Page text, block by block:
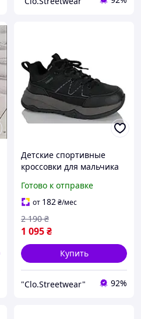
Детские спортивные
кроссовки для мальчика
Готово к отправке
от 182₴/мес
1 095₴
2 190 ₴
Купить
"Clo.Streetwear" 92%